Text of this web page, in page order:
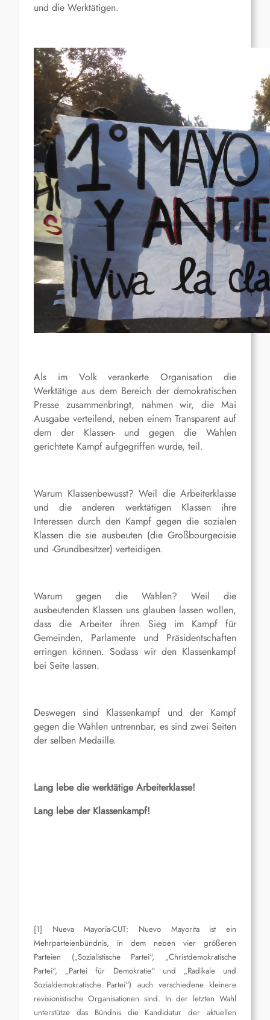
und die Werktätigen.
Als im Volk verankerte Organisation die
Werktätige aus dem Bereich der demokratischen
Presse zusammenbringt, nahmen wir, die Mai
Ausgabe verteilend, neben einem Transparent auf
dem der Klassen- und gegen die Wahlen
gerichtete Kampf aufgegriffen wurde, teil.
Warum Klassenbewusst? Weil die Arbeiterklasse
und die anderen werktätigen Klassen ihre
Interessen durch den Kampf gegen die sozialen
Klassen die sie ausbeuten (die Großbourgeoisie
und -Grundbesitzer) verteidigen.
Warum gegen die Wahlen? Weil die
ausbeutenden Klassen uns glauben lassen wollen,
dass die Arbeiter ihren Sieg im Kampf für
Gemeinden, Parlamente und Präsidentschaften
erringen können. Sodass wir den Klassenkampf
bei Seite lassen.
Deswegen sind Klassenkampf und der Kampf
gegen die Wahlen untrennbar, es sind zwei Seiten
der selben Medaille.
Lang lebe die werktätige Arbeiterklasse!
Lang lebe der Klassenkampf!
[1] Nueva Mayoría-CUT: Nuevo Mayorita ist ein
Mehrparteienbündnis, in dem neben vier größeren
Parteien („Sozialistische Partei“, „Christdemokratische
Partei“, „Partei für Demokratie“ und „Radikale und
Sozialdemokratische Partei“) auch verschiedene kleinere
revisionistische Organisationen sind. In der letzten Wahl
unterstütze das Bündnis die Kandidatur der aktuellen